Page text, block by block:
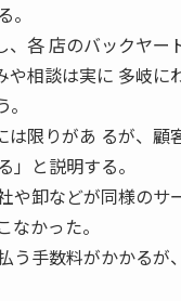
各 店のバックヤー
相談は実に 多岐に
限りがあ るが、
」と説明する。
卸などが同様のサ
かった。
う手数料がかかる